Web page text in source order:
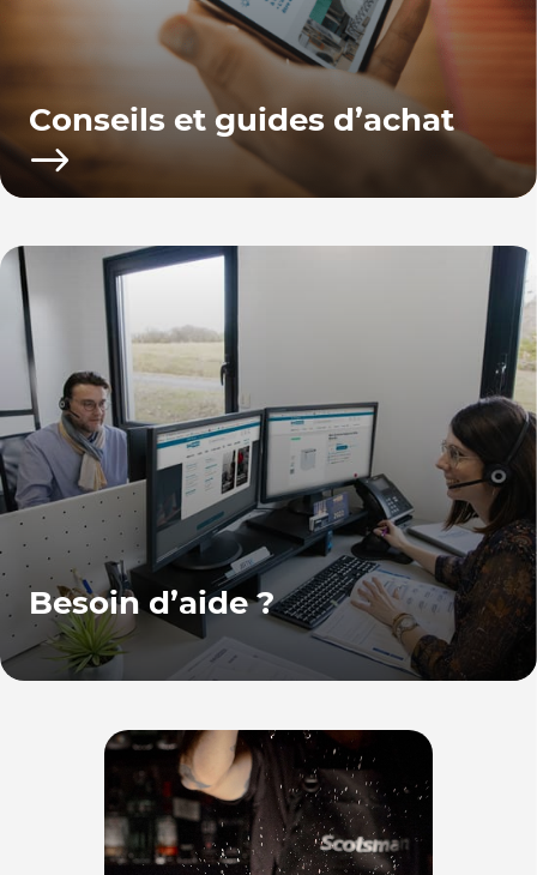
Conseils et guides d’achat
Besoin d’aide ?